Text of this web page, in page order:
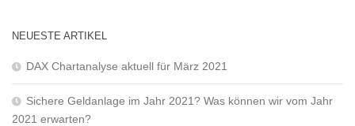
NEUESTE ARTIKEL
DAX Chartanalyse aktuell für März 2021
Sichere Geldanlage im Jahr 2021? Was können wir vom Jahr
2021 erwarten?